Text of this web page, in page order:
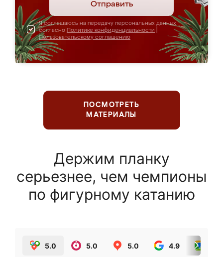
Отправить
Я соглашаюсь на передачу персональных данных
согласно Политике конфиденциальности
Пользовательскому соглашению
ПОСМОТРЕТЬ
МАТЕРИАЛЫ
Держим планку
серьезнее, чем чемпионы
по фигурному катанию
5.0 5.0 5.0 4.9